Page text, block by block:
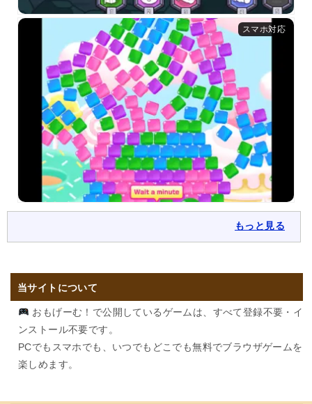
もっと見る
当サイトについて
おもげーむ！で公開しているゲームは、すべて登録不要・イ
ンストール不要です。
PCでもスマホでも、いつでもどこでも無料でブラウザゲームを
楽しめます。